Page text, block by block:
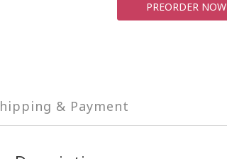
PREORDER NOW
& Payment